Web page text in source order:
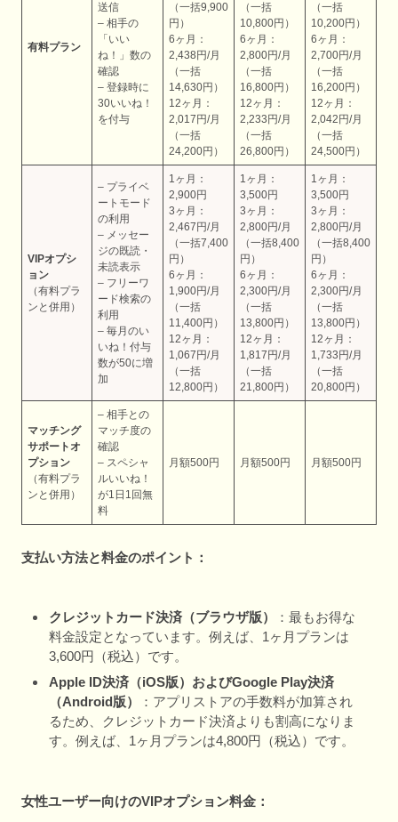
有料プラン
送信
– 相手の
「いい
ね！」数の
確認
– 登録時に
30いいね！
を付与
（一括9,900
円）
6ヶ月：
2,438円/月
（一括
14,630円）
12ヶ月：
2,017円/月
（一括
24,200円）
（一括
10,800円）
6ヶ月：
2,800円/月
（一括
16,800円）
12ヶ月：
2,233円/月
（一括
26,800円）
（一括
10,200円）
6ヶ月：
2,700円/月
（一括
16,200円）
12ヶ月：
2,042円/月
（一括
24,500円）
VIPオプシ
ョン
（有料プラ
ンと併用）
– プライベ
ートモード
の利用
– メッセー
ジの既読・
未読表示
– フリーワ
ード検索の
利用
– 毎月のい
いね！付与
数が50に増
加
1ヶ月：
2,900円
3ヶ月：
2,467円/月
（一括7,400
円）
6ヶ月：
1,900円/月
（一括
11,400円）
12ヶ月：
1,067円/月
（一括
12,800円）
1ヶ月：
3,500円
3ヶ月：
2,800円/月
（一括8,400
円）
6ヶ月：
2,300円/月
（一括
13,800円）
12ヶ月：
1,817円/月
（一括
21,800円）
1ヶ月：
3,500円
3ヶ月：
2,800円/月
（一括8,400
円）
6ヶ月：
2,300円/月
（一括
13,800円）
12ヶ月：
1,733円/月
（一括
20,800円）
マッチング
サポートオ
プション
（有料プラ
ンと併用）
– 相手との
マッチ度の
確認
– スペシャ
ルいいね！
が1日1回無
料
月額500円 月額500円 月額500円
支払い方法と料金のポイント：
クレジットカード決済（ブラウザ版）
：最もお得な
料金設定となっています。例えば、1ヶ月プランは
3,600円（税込）です。
Apple ID決済（iOS版）およびGoogle Play決済
（Android版）
：アプリストアの手数料が加算され
るため、クレジットカード決済よりも割高になりま
す。例えば、1ヶ月プランは4,800円（税込）です。
女性ユーザー向けのVIPオプション料金：